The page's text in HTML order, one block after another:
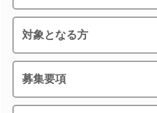
対象となる方
募集要項